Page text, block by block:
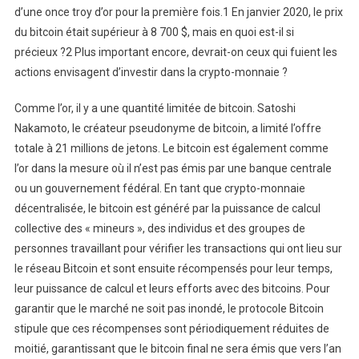
d’une once troy d’or pour la première fois.1 En janvier 2020, le prix
du bitcoin était supérieur à 8 700 $, mais en quoi est-il si
précieux ?2 Plus important encore, devrait-on ceux qui fuient les
actions envisagent d’investir dans la crypto-monnaie ?
Comme l’or, il y a une quantité limitée de bitcoin. Satoshi
Nakamoto, le créateur pseudonyme de bitcoin, a limité l’offre
totale à 21 millions de jetons. Le bitcoin est également comme
l’or dans la mesure où il n’est pas émis par une banque centrale
ou un gouvernement fédéral. En tant que crypto-monnaie
décentralisée, le bitcoin est généré par la puissance de calcul
collective des « mineurs », des individus et des groupes de
personnes travaillant pour vérifier les transactions qui ont lieu sur
le réseau Bitcoin et sont ensuite récompensés pour leur temps,
leur puissance de calcul et leurs efforts avec des bitcoins. Pour
garantir que le marché ne soit pas inondé, le protocole Bitcoin
stipule que ces récompenses sont périodiquement réduites de
moitié, garantissant que le bitcoin final ne sera émis que vers l’an